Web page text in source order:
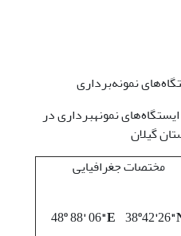
ایستگاه‌های نمونه­برداری در
گیلان
مختصات جغرافیایی
48º88'06"E 38º42'26